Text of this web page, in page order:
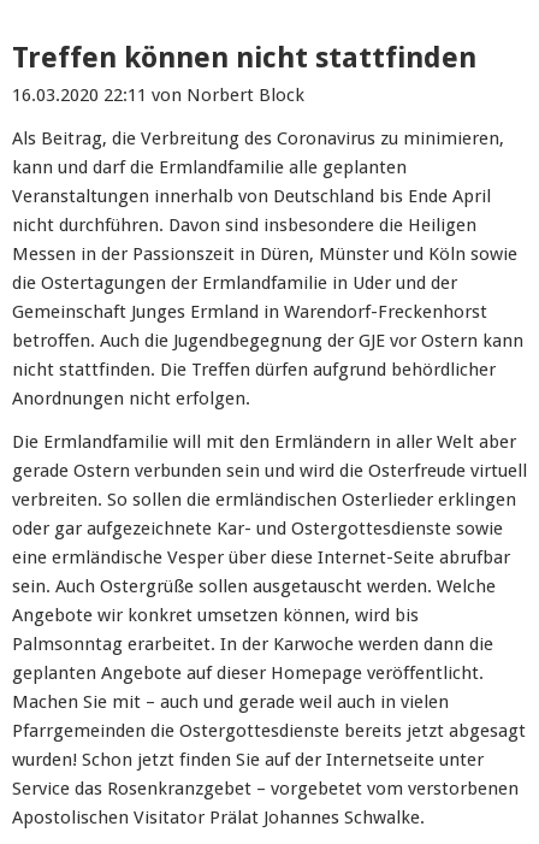
Treffen können nicht stattfinden
16.03.2020 22:11 von Norbert Block
Als Beitrag, die Verbreitung des Coronavirus zu minimieren,
kann und darf die Ermlandfamilie alle geplanten
Veranstaltungen innerhalb von Deutschland bis Ende April
nicht durchführen. Davon sind insbesondere die Heiligen
Messen in der Passionszeit in Düren, Münster und Köln sowie
die Ostertagungen der Ermlandfamilie in Uder und der
Gemeinschaft Junges Ermland in Warendorf-Freckenhorst
betroffen. Auch die Jugendbegegnung der GJE vor Ostern kann
nicht stattfinden. Die Treffen dürfen aufgrund behördlicher
Anordnungen nicht erfolgen.
Die Ermlandfamilie will mit den Ermländern in aller Welt aber
gerade Ostern verbunden sein und wird die Osterfreude virtuell
verbreiten. So sollen die ermländischen Osterlieder erklingen
oder gar aufgezeichnete Kar- und Ostergottesdienste sowie
eine ermländische Vesper über diese Internet-Seite abrufbar
sein. Auch Ostergrüße sollen ausgetauscht werden. Welche
Angebote wir konkret umsetzen können, wird bis
Palmsonntag erarbeitet. In der Karwoche werden dann die
geplanten Angebote auf dieser Homepage veröffentlicht.
Machen Sie mit – auch und gerade weil auch in vielen
Pfarrgemeinden die Ostergottesdienste bereits jetzt abgesagt
wurden! Schon jetzt finden Sie auf der Internetseite unter
Service das Rosenkranzgebet – vorgebetet vom verstorbenen
Apostolischen Visitator Prälat Johannes Schwalke.